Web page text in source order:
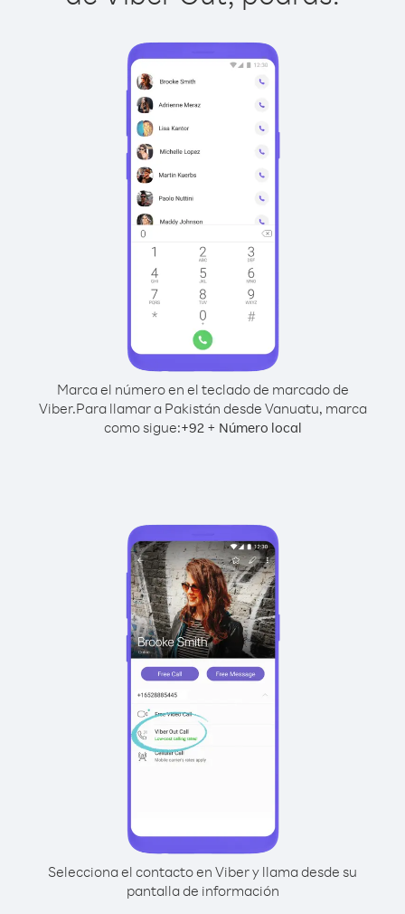
Marca el número en el teclado de marcado de
Viber.Para llamar a Pakistán desde Vanuatu, marca
como sigue:+92+ Número local
Selecciona el contacto en Viber y llama desde su
pantalla de información